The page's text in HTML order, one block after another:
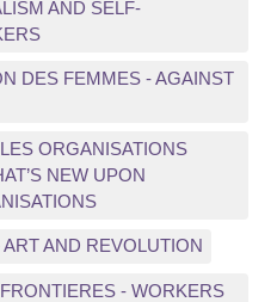
AND SELF-
DES FEMMES - AGAINST
ORGANISATIONS
NEW UPON
AND REVOLUTION
- WORKERS